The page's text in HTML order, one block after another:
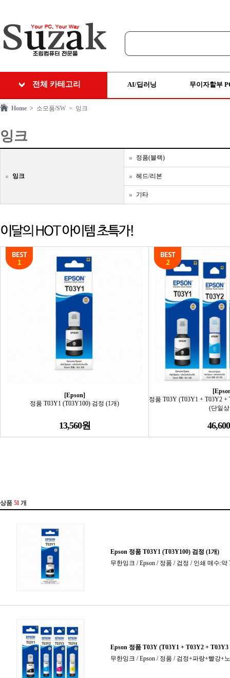
전체 카테고리 AI/딥러닝 무이자할부
Home > 소모품/SW > 잉크
잉크
잉크
정품(블랙)
헤드/리본
기타
[Epson]
정품 T03Y1 (T03Y100) 검정 (1개)
13,560원
정품 T03Y (T03Y1 + T03Y2
(단일